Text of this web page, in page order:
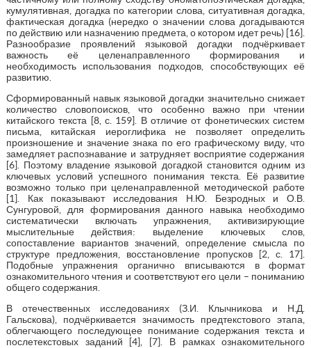
кумулятивная, догадка по категории слова, ситуативная догадка,
фактическая догадка (нередко о значении слова догадываются
по действию или назначению предмета, о котором идет речь) [16].
Разнообразие проявлений языковой догадки подчёркивает
важность её целенаправленного формирования и
необходимость использования подходов, способствующих её
развитию.
Сформированный навык языковой догадки значительно снижает
количество словопоисков, что особенно важно при чтении
китайского текста [8, с. 159]. В отличие от фонетических систем
письма, китайская иероглифика не позволяет определить
произношение и значение знака по его графическому виду, что
замедляет распознавание и затрудняет восприятие содержания
[6]. Поэтому владение языковой догадкой становится одним из
ключевых условий успешного понимания текста. Её развитие
возможно только при целенаправленной методической работе
[1]. Как показывают исследования Н.Ю. Безродных и О.В.
Сунгуровой, для формирования данного навыка необходимо
систематически включать упражнения, активизирующие
мыслительные действия: выделение ключевых слов,
сопоставление вариантов значений, определение смысла по
структуре предложения, восстановление пропусков [2, с. 17].
Подобные упражнения органично вписываются в формат
ознакомительного чтения и соответствуют его цели – пониманию
общего содержания.
В отечественных исследованиях (З.И. Клычникова и Н.Д.
Гальскова), подчёркивается значимость предтекстового этапа,
облегчающего последующее понимание содержания текста и
послетекстовых заданий [4], [7]. В рамках ознакомительного